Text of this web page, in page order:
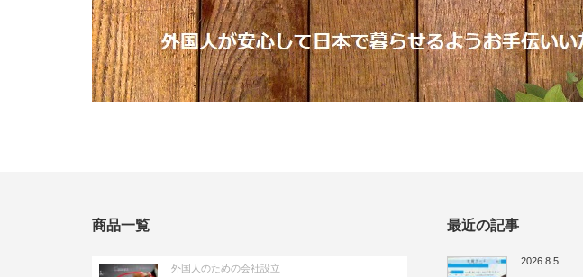
商品一覧
外国人のための会社設立
最近の記事
2026.8.5